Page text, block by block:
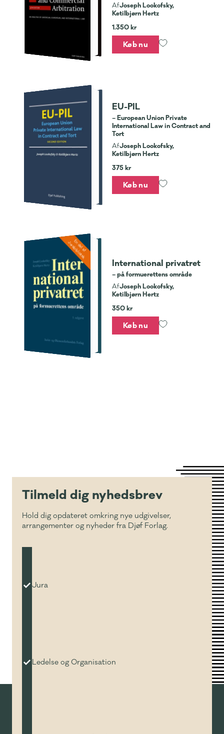
AfJoseph Lookofsky,
Ketilbjørn Hertz
1.350 kr
Køb nu
EU-PIL
– European Union Private
International Law in Contract and
Tort
AfJoseph Lookofsky,
Ketilbjørn Hertz
375 kr
Køb nu
En del af
Jurabibliotek
International privatret
– på formuerettens område
AfJoseph Lookofsky,
Ketilbjørn Hertz
350 kr
Køb nu
Tilmeld dig nyhedsbrev
Hold dig opdateret omkring nye udgivelser,
arrangementer og nyheder fra Djøf Forlag.
Jura
Ledelse og Organisation